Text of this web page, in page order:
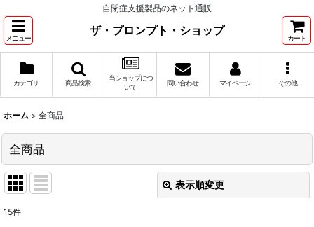
自閉症支援製品のネット通販
メニュー
ザ・プロンプト・ショップ
カート
カテゴリ 商品検索
当ショップにつ
いて
問い合わせ マイページ その他
ホーム > 全商品
全商品
表示順変更
15件